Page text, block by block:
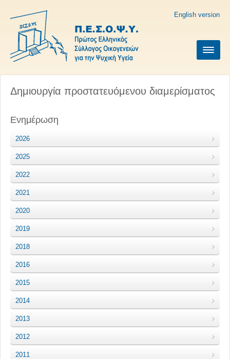
English version
Δημιουργία προστατευόμενου διαμερίσματος
Ενημέρωση
2026
2025
2022
2021
2020
2019
2018
2016
2015
2014
2013
2012
2011